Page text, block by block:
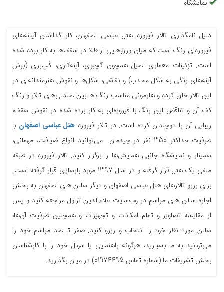
نمایشگاه
دلیل نامگذاری تالار فیروزه هتل عباسی اصفهان، کار گذاشتن آیینه‌های
فیروزه‌ای رنگ است که میان ورق‌هایی از طلا در سقف‌ها به کار برده شده
است. تزئینات معماری اصیل همچون گچبری، آینه‌کاری، کُپ‌بری (برش
آینه‌های رنگی به شکل محدب) و نقاشی، شکل‌ها و نقوش هنرمندانه‌ای در
این تالار خلق کرده و هارمونی مناسب رنگ ها بین صندلی‌های تالار و رنگ
کف آن و تناقض این رنگ با فیروزه‌ای به کار برده شده در نقوش سقف،
زیبایی آن را دوچندان کرده است. در تالار فیروزه هتل عباسی اصفهان با
ظرفیت حداکثر 350 نفر در چیدمان می‌توانید انواع ضیافت، مهمانی،
سمینار و نمایشگاه جانبی همایش‌ها را برگزار کنید. تالار فیروزه در طبقه
منفی یک هتل قرار گرفته و در سال 1397 مورد بازسازی قرار گرفته است.
برای رزرو تالارهای هتل عباسی اصفهان و دیگر سالن های اصفهان به بخش
اجاره سالن های مراسم در وب‌سایت علاءالدین تراول مراجعه کنید و پس
از مقایسه تصاویر و تمام امکانات و تجهیزات و همچنین ظرفیت آن‌ها،
سالن مورد نظر خود را انتخاب و رزرو کنید. صفر تا صد مراسم خود را
می‌توانید به ما بسپارید، هرگونه راهنمایی یا سوال خود را با کارشناسان
بخش تشریفات ما (شماره تماس 02174495) در میان بگذارید.